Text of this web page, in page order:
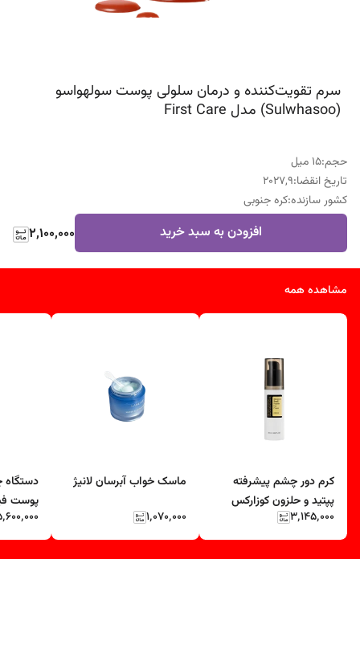
سرم تقویت‌کننده و درمان سلولی پوست سولهواسو
(Sulwhasoo) مدل First Care
حجم:15 میل
تاریخ انقضا:
2027,9
کشور سازنده:کره جنوبی
2,100,000 افزودن به سبد خرید
مشاهده همه
کرم دور چشم پیشرفته
پپتید و حلزون کوزارکس
۳٬۱۴۵٬۰۰۰
ماسک خواب آبرسان لانیژ
۱٬۰۷۰٬۰۰۰
دستگاه
پوست
Shot